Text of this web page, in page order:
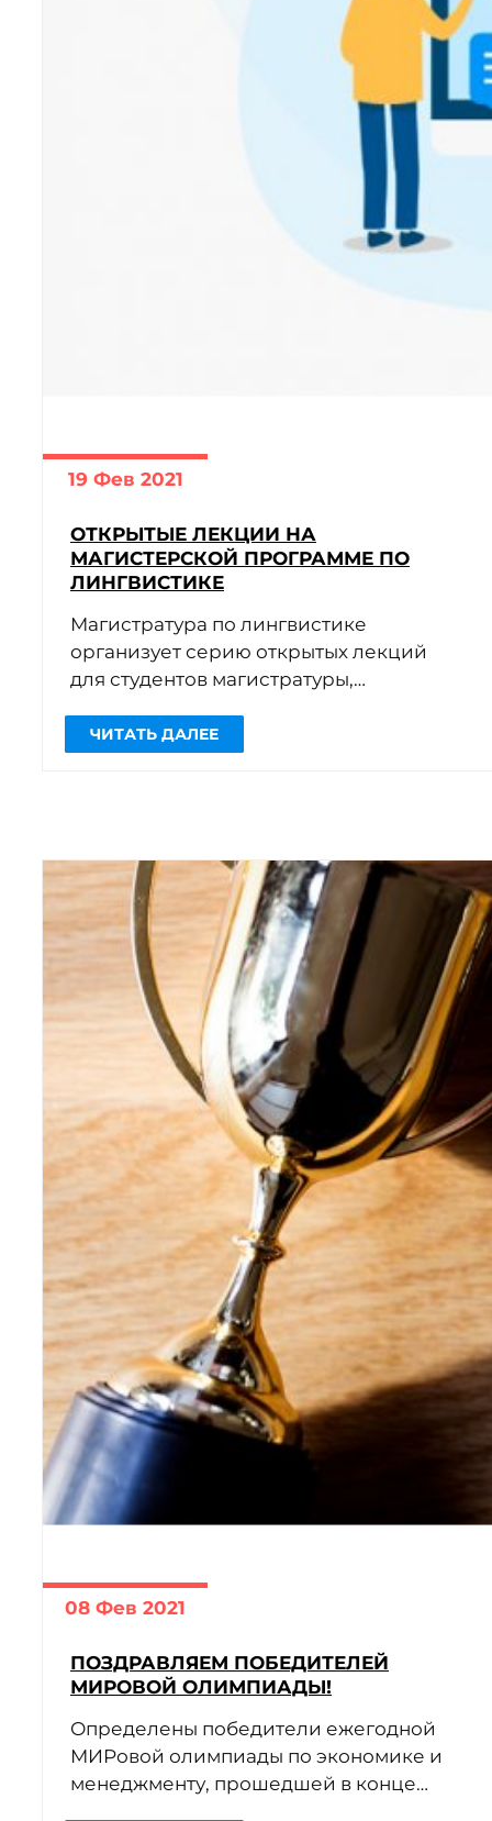
19 Фев 2021
ОТКРЫТЫЕ ЛЕКЦИИ НА
МАГИСТЕРСКОЙ ПРОГРАММЕ ПО
ЛИНГВИСТИКЕ
Магистратура по лингвистике
организует серию открытых лекций
для студентов магистратуры,
лиц. Лекции и семинары проведут
08 Фев 2021
ПОЗДРАВЛЯЕМ ПОБЕДИТЕЛЕЙ
МИРОВОЙ ОЛИМПИАДЫ!
Определены победители ежегодной
МИРовой олимпиады по экономике и
менеджменту, прошедшей в конце